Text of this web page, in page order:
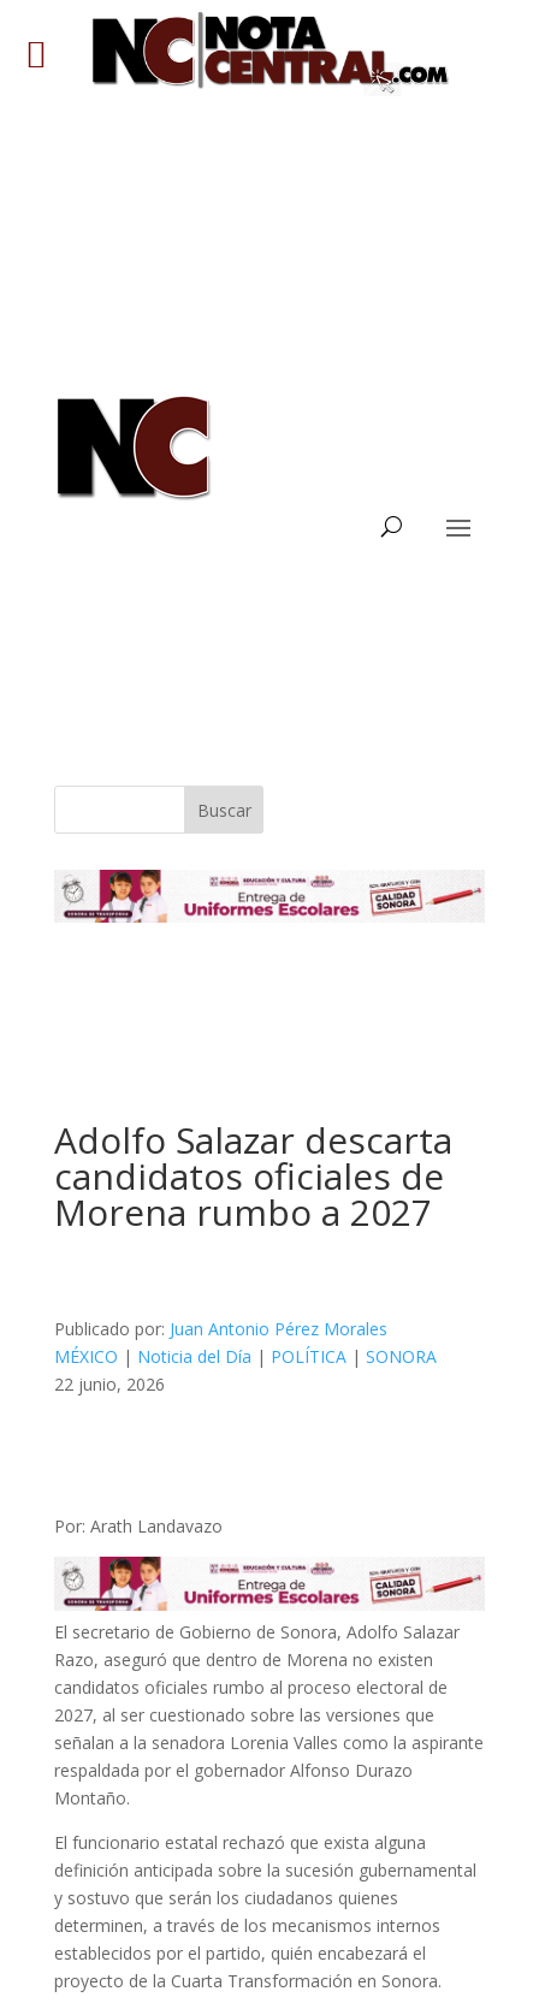
Buscar
Adolfo Salazar descarta
candidatos oficiales de
Morena rumbo a 2027
Publicado por: Juan Antonio Pérez Morales
MÉXICO | Noticia del Día | POLÍTICA| SONORA
22 junio, 2026
Por: Arath Landavazo
El secretario de Gobierno de Sonora, Adolfo Salazar
Razo, aseguró que dentro de Morena no existen
candidatos oficiales rumbo al proceso electoral de
2027, al ser cuestionado sobre las versiones que
señalan a la senadora Lorenia Valles como la aspirante
respaldada por el gobernador Alfonso Durazo
Montaño.
El funcionario estatal rechazó que exista alguna
definición anticipada sobre la sucesión gubernamental
y sostuvo que serán los ciudadanos quienes
determinen, a través de los mecanismos internos
establecidos por el partido, quién encabezará el
proyecto de la Cuarta Transformación en Sonora.